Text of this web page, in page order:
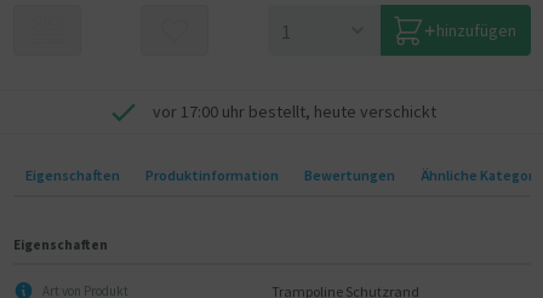
hinzufügen
vor 17:00 uhr bestellt, heute verschickt
Eigenschaften Produktinformation Bewertungen Ähnliche
Eigenschaften
Art von Produkt Trampoline Schutzrand